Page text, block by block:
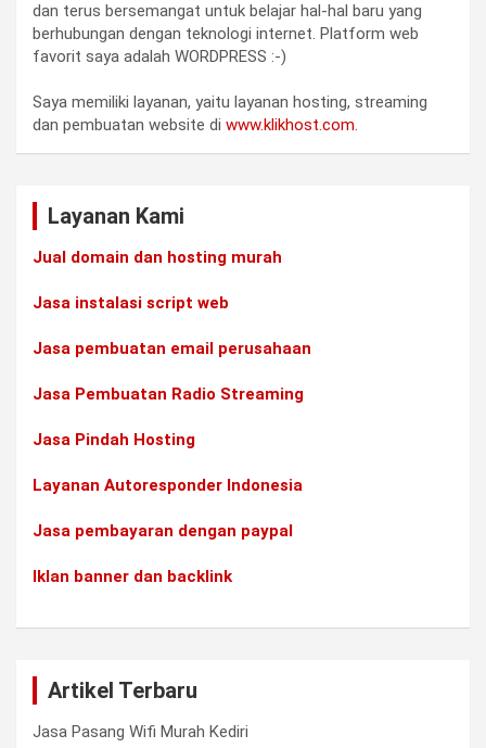
dan terus bersemangat untuk belajar hal-hal baru yang
berhubungan dengan teknologi internet. Platform web
favorit saya adalah WORDPRESS :-)
Saya memiliki layanan, yaitu layanan hosting, streaming
dan pembuatan website di www.klikhost.com.
Layanan Kami
Jual domain dan hosting murah
Jasa instalasi script web
Jasa pembuatan email perusahaan
Jasa Pembuatan Radio Streaming
Jasa Pindah Hosting
Layanan Autoresponder Indonesia
Jasa pembayaran dengan paypal
Iklan banner dan backlink
Artikel Terbaru
Jasa Pasang Wifi Murah Kediri